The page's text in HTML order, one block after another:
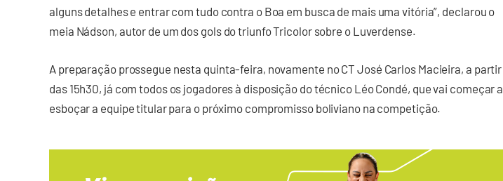
alguns detalhes e entrar com tudo contra o Boa em busca de mais uma vitória”, declarou o
meia Nádson, autor de um dos gols do triunfo Tricolor sobre o Luverdense.
A preparação prossegue nesta quinta-feira, novamente no CT José Carlos Macieira, a partir
das 15h30, já com todos os jogadores à disposição do técnico Léo Condé, que vai começar a
esboçar a equipe titular para o próximo compromisso boliviano na competição.